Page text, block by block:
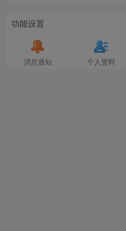
功能设置
消息通知 个人资料